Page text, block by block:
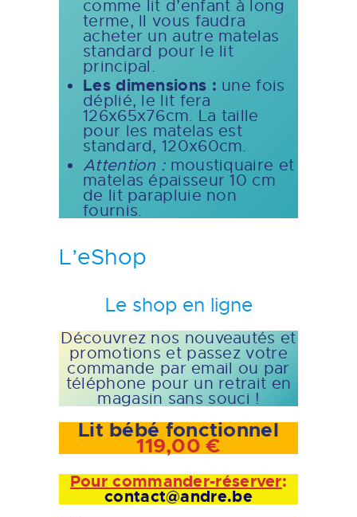
comme lit d’enfant à long
terme, Il vous faudra
acheter un autre matelas
standard pour le lit
principal.
Les dimensions : une fois
déplié, le lit fera
126x65x76cm. La taille
pour les matelas est
standard, 120x60cm.
Attention :moustiquaire et
matelas épaisseur 10 cm
de lit parapluie non
fournis.
L’eShop
Le shop en ligne
Découvrez nos nouveautés et
promotions et passez votre
commande par email ou par
téléphone pour un retrait en
magasin sans souci !
Lit bébé fonctionnel
119,00 €
Pour commander-réserver:
contact@andre.be